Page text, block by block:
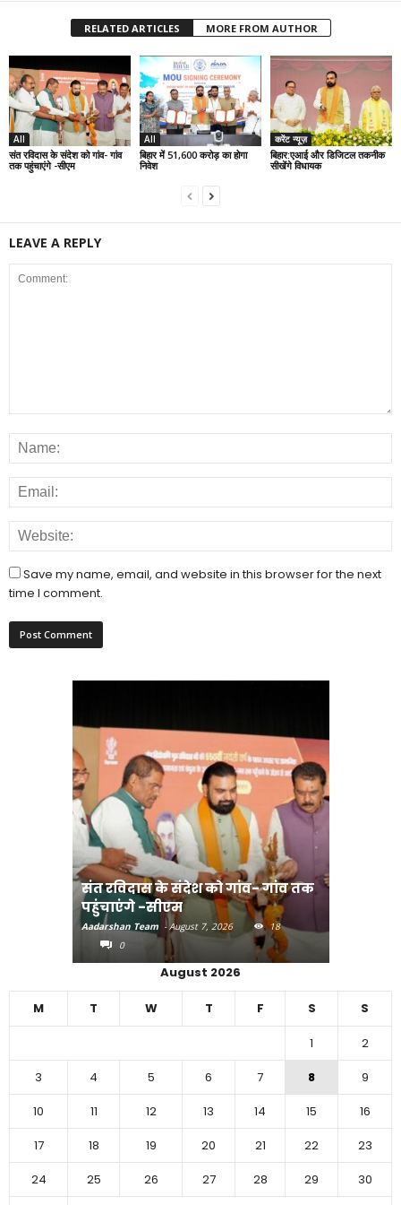
RELATED ARTICLES MORE FROM AUTHOR
All
संत रविदास के संदेश को गांव- गांव
तक पहुंचाएंगे -सीएम
All
बिहार में 51,600 करोड़ का होगा
निवेश
करेंट न्यूज़
बिहार:एआई और डिजिटल तकनीक
सीखेंगे विधायक
LEAVE A REPLY
Save my name, email, and website in this browser for the next
time I comment.
संत रविदास के संदेश को गांव- गांव तक
पहुंचाएंगे -सीएम
Aadarshan Team - August 7, 2026
18
0
August 2026
M T W T F S S
1
2
3
4 5 6 7 8
9
10
11 12 13 14 15
16
17
18 19 20 21 22
23
24
25 26 27 28 29
30